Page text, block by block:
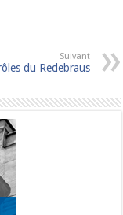
Suivant
du Redebraus